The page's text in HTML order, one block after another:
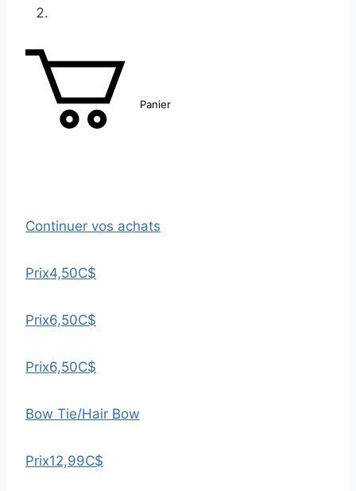
Panier
Continuer vos achats
Prix4,50C$
Prix6,50C$
Prix6,50C$
Bow Tie/Hair Bow
Prix12,99C$